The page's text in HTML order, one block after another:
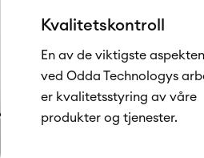
Kvalitetskontroll
En av de viktigste
ved Odda Technologys
er kvalitetsstyring av våre
produkter og tjenester.